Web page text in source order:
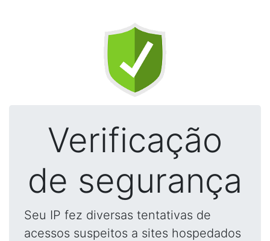
Verificação
de segurança
Seu IP fez diversas tentativas de
acessos suspeitos a sites hospedados